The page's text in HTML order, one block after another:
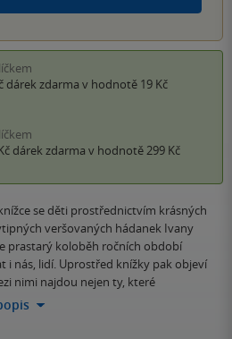
dárek zdarma v hodnotě 19 Kč
dárek zdarma v hodnotě 299 Kč
se děti prostřednictvím krásných
veršovaných hádanek Ivany
prastarý koloběh ročních období
i nás, lidí. Uprostřed knížky pak objeví
nimi najdou nejen ty, které